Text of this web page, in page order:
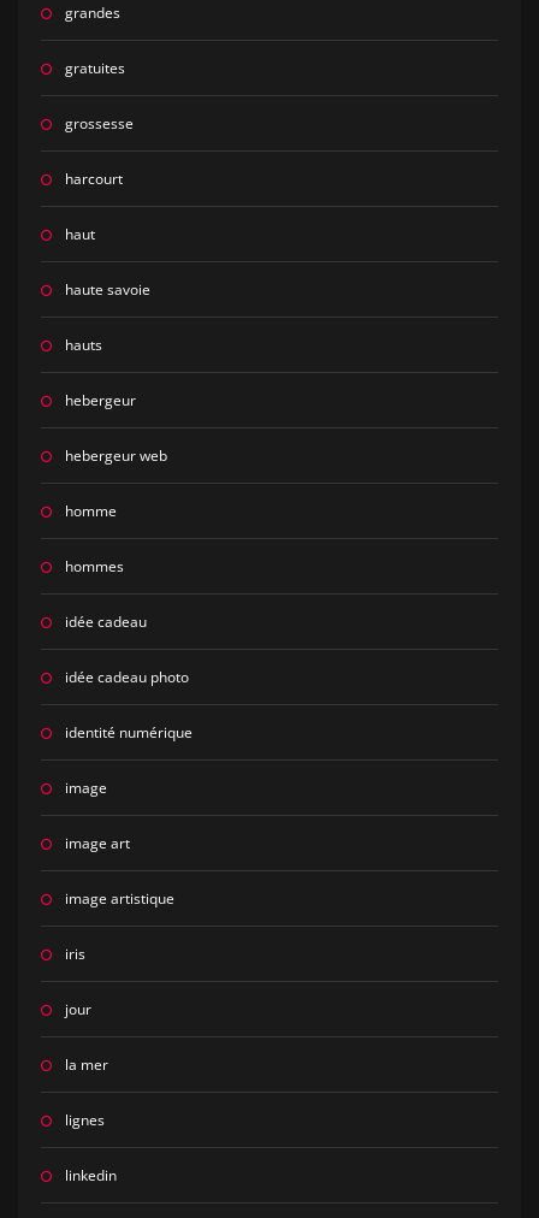
grandes
gratuites
grossesse
harcourt
haut
haute savoie
hauts
hebergeur
hebergeur web
homme
hommes
idée cadeau
idée cadeau photo
identité numérique
image
image art
image artistique
iris
jour
la mer
lignes
linkedin